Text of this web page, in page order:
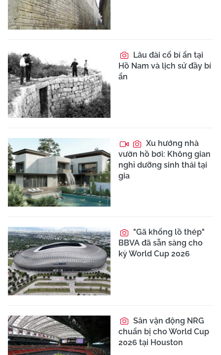
Lâu đài cổ bí ẩn tại
Hồ Nam và lịch sử đầy bí
ẩn
Xu hướng nhà
vườn hồ bơi: Không gian
nghỉ dưỡng sinh thái tại
gia
"Gã khổng lồ thép"
BBVA đã sẵn sàng cho
kỳ World Cup 2026
Sân vận động NRG
chuẩn bị cho World Cup
2026 tại Houston